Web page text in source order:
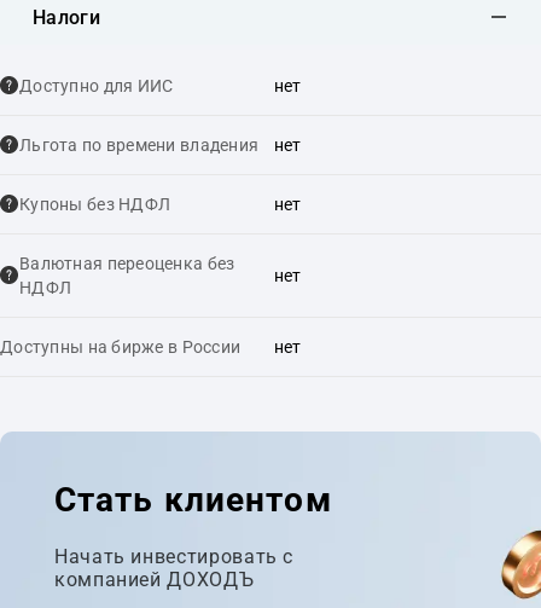
Налоги
Доступно для ИИС нет
Льгота по времени владения нет
Купоны без НДФЛ нет
Валютная переоценка без
НДФЛ
нет
Доступны на бирже в России нет
Стать клиентом
Начать инвестировать с
компанией ДОХОДЪ